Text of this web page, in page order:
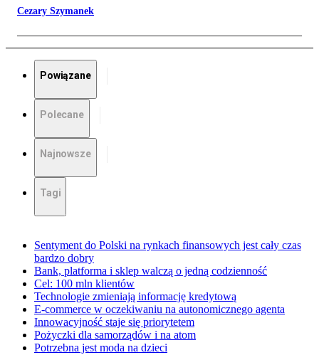
Cezary Szymanek
Powiązane
Polecane
Najnowsze
Tagi
Sentyment do Polski na rynkach finansowych jest cały czas
bardzo dobry
Bank, platforma i sklep walczą o jedną codzienność
Cel: 100 mln klientów
Technologie zmieniają informację kredytową
E-commerce w oczekiwaniu na autonomicznego agenta
Innowacyjność staje się priorytetem
Pożyczki dla samorządów i na atom
Potrzebna jest moda na dzieci